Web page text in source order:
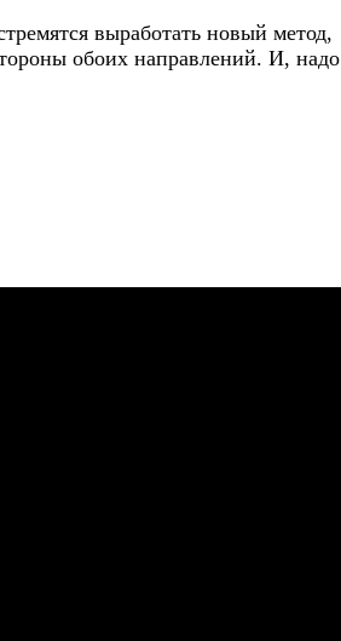
выработать новый метод,
обоих направлений. И, надо